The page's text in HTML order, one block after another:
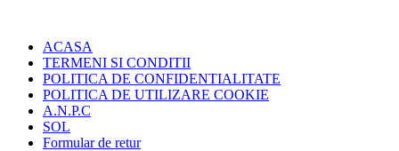
ACASA
TERMENI SI CONDITII
POLITICA DE CONFIDENTIALITATE
POLITICA DE UTILIZARE COOKIE
A.N.P.C
SOL
Formular de retur